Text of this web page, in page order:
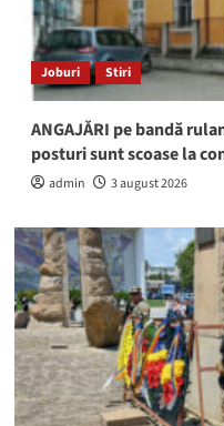
Joburi Stiri
ANGAJĂRI pe bandă
posturi sunt scoase la
admin 3 august 2026